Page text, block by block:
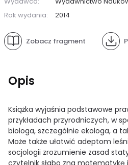
Rok wydania:
2014
Zobacz fragment
Opis
Książka wyjaśnia podstawowe
przykładach przyrodniczych, w
biologa, szczególnie ekologa, a
Może także ułatwić adeptom
socjologii zrozumienie zasad
czytelnik słabo zna matematykę